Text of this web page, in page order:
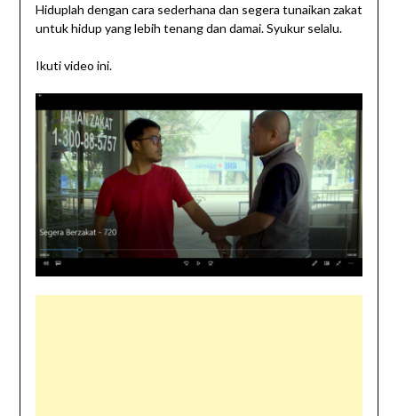
Hiduplah dengan cara sederhana dan segera tunaikan zakat
untuk hidup yang lebih tenang dan damai. Syukur selalu.
Ikuti video ini.